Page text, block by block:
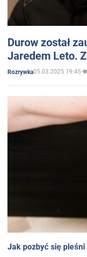
Durow został
Jaredem Leto.
Rozrywka05.03.2025 19:45
Jak pozbyć się